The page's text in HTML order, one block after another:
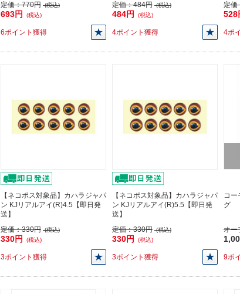
定価：770円 (税込)
693円 (税込)
6ポイント獲得
定価：484円 (税込)
484円 (税込)
4ポイント獲得
定価
528
4ポ
【ネコポス対象品】カハラジャパ
ン KJリアルアイ(R)4.5【即日発
送】
定価：330円 (税込)
330円 (税込)
3ポイント獲得
【ネコポス対象品】カハラジャパ
ン KJリアルアイ(R)5.5【即日発
送】
定価：330円 (税込)
330円 (税込)
3ポイント獲得
コー
グ
オー
9ポ